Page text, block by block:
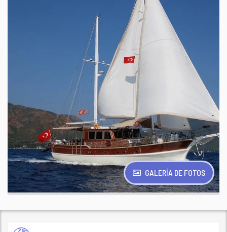
GALERÍA DE FOTOS